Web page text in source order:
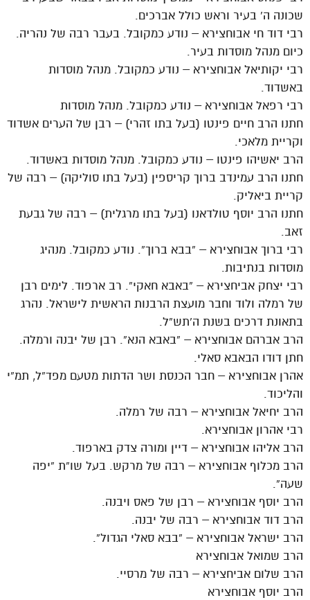
שכונה ה’ בעיר וראש כולל אברכים.
רבי דוד חי אבוחצירא – נודע כמקובל. בעבר רבה של נהריה.
כיום מנהל מוסדות בעיר.
רבי יקותיאל אבוחצירא – נודע כמקובל. מנהל מוסדות
באשדוד.
רבי רפאל אבוחצירא – נודע כמקובל. מנהל מוסדות
חתנו הרב חיים פינטו (בעל בתו זהרי) – רבן של הערים אשדוד
וקריית מלאכי.
הרב יאשיהו פינטו – נודע כמקובל. מנהל מוסדות באשדוד.
חתנו הרב עמינדב ברוך קריספין (בעל בתו סוליקה) – רבה של
קריית ביאליק.
חתנו הרב יוסף טולדאנו (בעל בתו מרגלית) – רבה של גבעת
זאב.
רבי ברוך אבוחצירא – “בבא ברוך”. נודע כמקובל. מנהיג
מוסדות בנתיבות.
רבי יצחק אביחצירא – “באבא חאקי”. רב ארפוד. לימים רבן
של רמלה ולוד וחבר מועצת הרבנות הראשית לישראל. נהרג
בתאונת דרכים בשנת ה’תש”ל.
הרב אברהם אבוחצירא – “באבא הנא”. רבן של יבנה ורמלה.
חתן דודו הבאבא סאלי.
אהרן אבוחצירא – חבר הכנסת ושר הדתות מטעם מפד”ל, תמ”י
והליכוד.
הרב יחיאל אבוחצירא – רבה של רמלה.
רבי אהרון אבוחצירא.
הרב אליהו אבוחצירא – דיין ומורה צדק בארפוד.
הרב מכלוף אבוחצירא – רבה של מרקש. בעל שו”ת “יפה
שעה”.
הרב יוסף אבוחצירא – רבן של פאס ויבנה.
הרב דוד אבוחצירא – רבה של יבנה.
הרב ישראל אבוחצירא – “בבא סאלי הגדול”.
הרב שמואל אבוחצירא
הרב שלום אביחצירא – רבה של מרסיי.
הרב יוסף אבוחצירא